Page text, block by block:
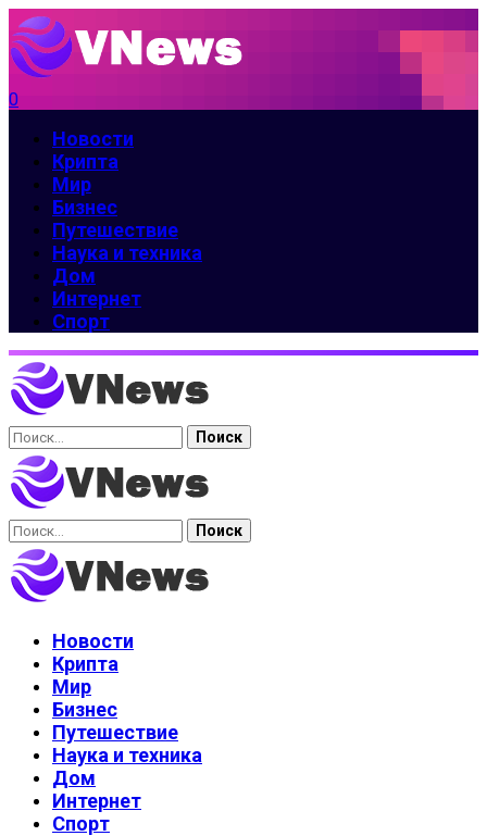
0
Новости
Крипта
Мир
Бизнес
Путешествие
Наука и техника
Дом
Интернет
Спорт
Найти:
Найти:
Новости
Крипта
Мир
Бизнес
Путешествие
Наука и техника
Дом
Интернет
Спорт